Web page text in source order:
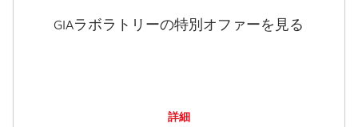
GIAラボラトリーの特別オファーを見る
詳細